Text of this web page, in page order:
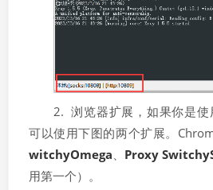
2. 浏览器扩展， 如果你是
可以使用下图的两个扩展。
witchyOmega
Proxy
用第一个）。